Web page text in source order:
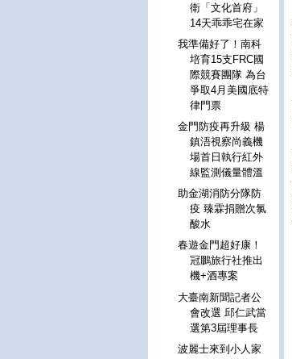
衛「文化首府」
14天乖乖宅在家
我準備好了！南科
培育15支FRC國
際競賽團隊 為台
爭取4月美國底特
律門票
金門防疫再升級 楊
鎮浯視察尚義機
場首日執行紅外
線監測儀量體溫
助金湖消防分隊防
疫 臻霖捐贈次氯
酸水
春遊金門超好康！
冠鵬旅行社推出
機+酒專案
大臺南新聞記者公
會改選 邱仁武當
選第3屆理事長
波麗士來到小人家